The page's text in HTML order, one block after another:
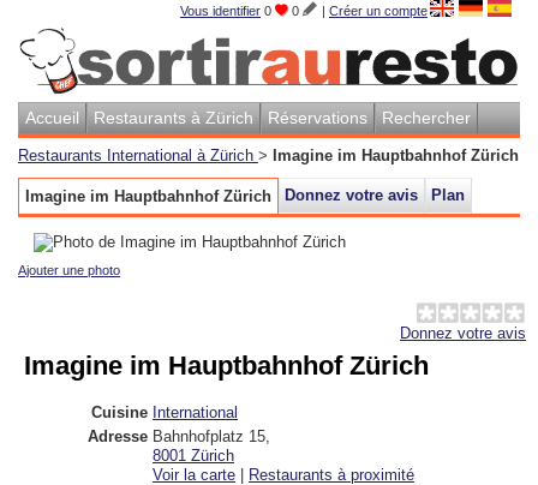
Vous identifier 0 0 | Créer un compte
Accueil Restaurants à Zürich Réservations Rechercher
Restaurants International à Zürich > Imagine im Hauptbahnhof Zürich
Imagine im Hauptbahnhof Zürich Donnez votre avis Plan
Ajouter une photo
Donnez votre avis
Imagine im Hauptbahnhof Zürich
Cuisine International
Adresse Bahnhofplatz 15
8001 Zürich
Voir la carte
Restaurants à proximité